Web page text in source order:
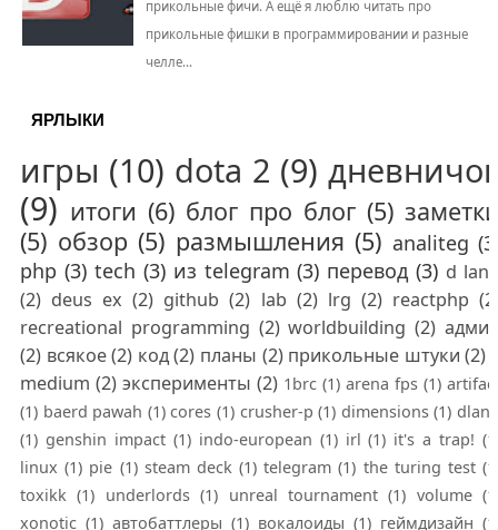
прикольные фичи. А ещё я люблю читать про
прикольные фишки в программировании и разные
челле...
ЯРЛЫКИ
игры (10) dota 2 (9)
(9) итоги (6) блог про блог (5)
(5) обзор (5) размышления (5) analiteg
php (3) tech (3) из telegram (3) перевод (3) d
(2) deus ex (2) github (2) lab (2) lrg (2) reactphp
recreational programming (2) worldbuilding (2)
(2) всякое (2) код (2) планы (2) прикольные штуки (2)
medium (2) эксперименты (2) 1brc (1) arena fps (1)
(1) baerd pawah (1) cores (1) crusher-p (1) dimensions (1)
(1) genshin impact (1) indo-european (1) irl (1) it's a trap!
linux (1) pie (1) steam deck (1) telegram (1) the turing test
toxikk (1) underlords (1) unreal tournament (1) volume
xonotic (1) автобаттлеры (1) вокалоиды (1) геймдизайн